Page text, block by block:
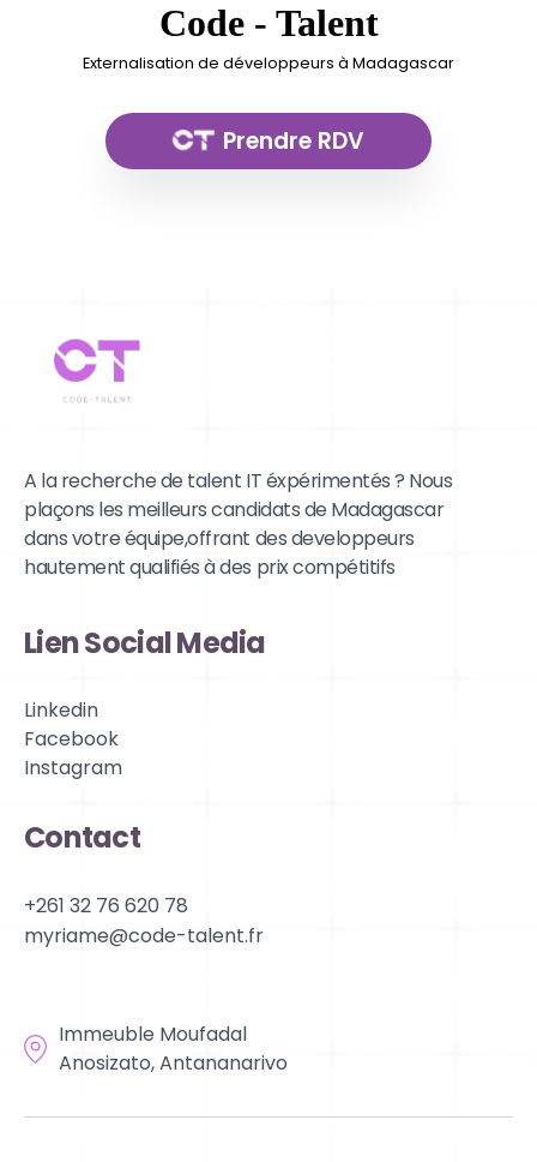
Code - Talent
Externalisation de développeurs à Madagascar
Prendre RDV
A la recherche de talent IT éxpérimentés ? Nous
plaçons les meilleurs candidats de Madagascar
dans votre équipe,offrant des developpeurs
hautement qualifiés à des prix compétitifs
Lien Social Media
Linkedin
Facebook
Instagram
Contact
+261 32 76 620 78
myriame@code-talent.fr
Immeuble Moufadal
Anosizato, Antananarivo